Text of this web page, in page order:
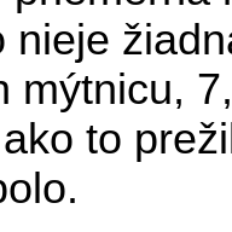
nieje
mýtnicu,
to